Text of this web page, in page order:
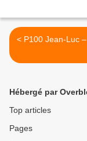
< P100 Jean-Luc
Hébergé par
Top articles
Pages